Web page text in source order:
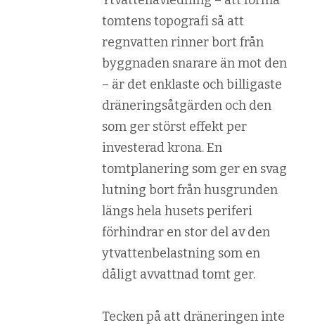
tomtens topografi så att
regnvatten rinner bort från
byggnaden snarare än mot den
– är det enklaste och billigaste
drän­eringsåtgärden och den
som ger störst effekt per
investerad krona. En
tomtplanering som ger en svag
lutning bort från husgrunden
längs hela husets periferi
förhindrar en stor del av den
ytvattenbelastning som en
dåligt avvattnad tomt ger.
Tecken på att dräneringen inte